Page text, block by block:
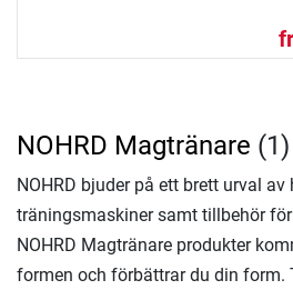
NOHRD Magtränare (1)
NOHRD bjuder på ett brett urval av
träningsmaskiner samt tillbehör
NOHRD Magtränare produkter
formen och förbättrar du din form.